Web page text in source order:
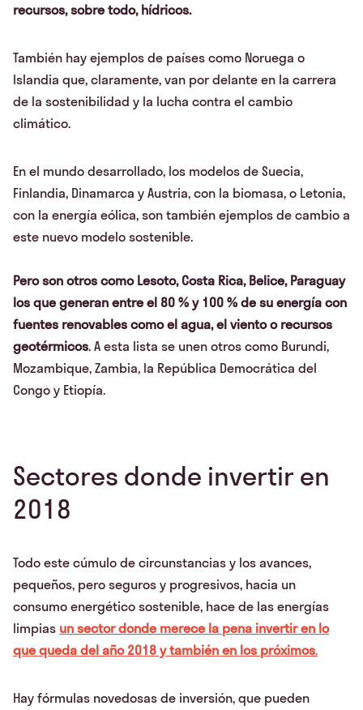
recursos, sobre todo, hídricos.
También hay ejemplos de países como Noruega o
Islandia que, claramente, van por delante en la carrera
de la sostenibilidad y la lucha contra el cambio
climático.
En el mundo desarrollado, los modelos de Suecia,
Finlandia, Dinamarca y Austria, con la biomasa, o Letonia,
con la energía eólica, son también ejemplos de cambio a
este nuevo modelo sostenible.
Pero son otros como Lesoto, Costa Rica, Belice, Paraguay
los que generan entre el 80 % y 100 % de su energía con
fuentes renovables como el agua, el viento o recursos
geotérmicos. A esta lista se unen otros como Burundi,
Mozambique, Zambia, la República Democrática del
Congo y Etiopía.
Sectores donde invertir en
2018
Todo este cúmulo de circunstancias y los avances,
pequeños, pero seguros y progresivos, hacia un
consumo energético sostenible, hace de las energías
limpias un sector donde merece la pena invertir en lo
que queda del año 2018 y también en los próximos.
Hay fórmulas novedosas de inversión, que pueden